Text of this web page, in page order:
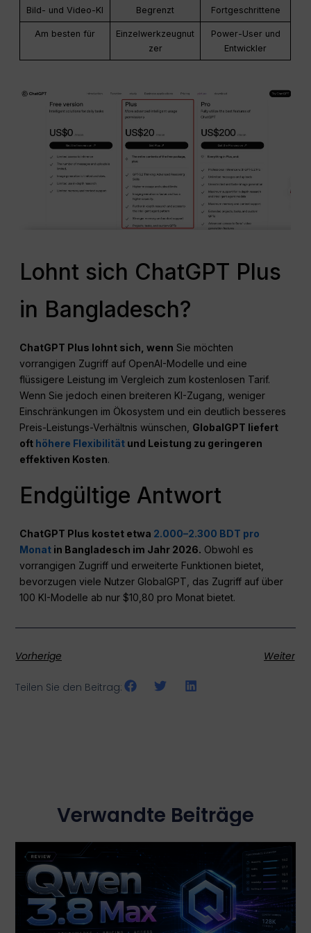
Bild- und Video-KI Begrenzt Fortgeschrittene
Am besten für
Einzelwerkzeugnut
zer
Power-User und
Entwickler
Lohnt sich ChatGPT Plus
in Bangladesch?
ChatGPT Plus lohnt sich, wenn Sie möchten
vorrangigen Zugriff auf OpenAI-Modelle und eine
flüssigere Leistung im Vergleich zum kostenlosen Tarif.
Wenn Sie jedoch einen breiteren KI-Zugang, weniger
Einschränkungen im Ökosystem und ein deutlich besseres
Preis-Leistungs-Verhältnis wünschen, GlobalGPT liefert
oft höhere Flexibilität und Leistung zu geringeren
effektiven Kosten.
Endgültige Antwort
ChatGPT Plus kostet etwa 2.000–2.300 BDT pro
Monat in Bangladesch im Jahr 2026. Obwohl es
vorrangigen Zugriff und erweiterte Funktionen bietet,
bevorzugen viele Nutzer GlobalGPT, das Zugriff auf über
100 KI-Modelle ab nur $10,80 pro Monat bietet.
Vorherige Weiter
Teilen Sie den Beitrag:
Verwandte Beiträge